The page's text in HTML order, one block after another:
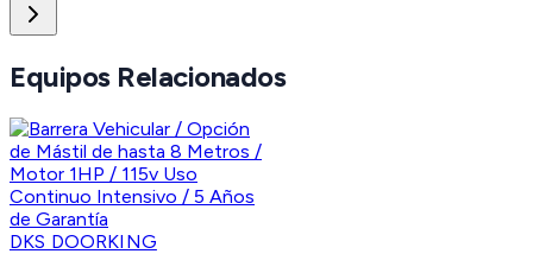
Equipos Relacionados
DKS DOORKING